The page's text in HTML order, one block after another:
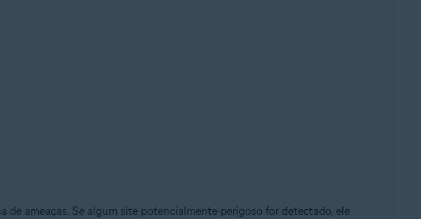
de ameaças. Se algum site potencialmente perigoso for detectado, ele